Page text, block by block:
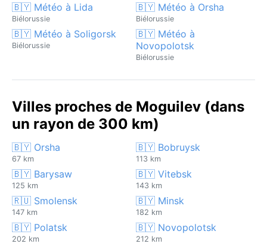
🇧🇾 Météo à Lida
Biélorussie
🇧🇾 Météo à Orsha
Biélorussie
🇧🇾 Météo à Soligorsk
Biélorussie
🇧🇾 Météo à
Novopolotsk
Biélorussie
Villes proches de Moguilev (dans
un rayon de 300 km)
🇧🇾 Orsha
67 km
🇧🇾 Bobruysk
113 km
🇧🇾 Barysaw
125 km
🇧🇾 Vitebsk
143 km
🇷🇺 Smolensk
147 km
🇧🇾 Minsk
182 km
🇧🇾 Polatsk
202 km
🇧🇾 Novopolotsk
212 km